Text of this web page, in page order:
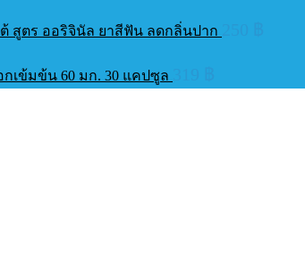
เต้ สูตร ออริจินัล ยาสีฟัน ลดกลิ่นปาก
เข้มข้น 60 มก. 30 แคปซูล